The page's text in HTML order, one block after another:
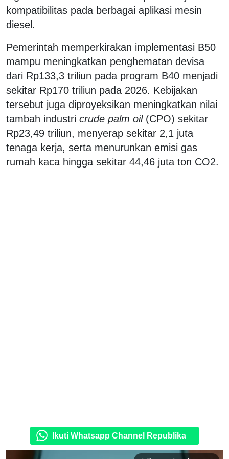
kompatibilitas pada berbagai aplikasi mesin
diesel.
Pemerintah memperkirakan implementasi B50
mampu meningkatkan penghematan devisa
dari Rp133,3 triliun pada program B40 menjadi
sekitar Rp170 triliun pada 2026. Kebijakan
tersebut juga diproyeksikan meningkatkan nilai
tambah industri crude palm oil(CPO) sekitar
Rp23,49 triliun, menyerap sekitar 2,1 juta
tenaga kerja, serta menurunkan emisi gas
rumah kaca hingga sekitar 44,46 juta ton CO2.
Ikuti Whatsapp Channel Republika